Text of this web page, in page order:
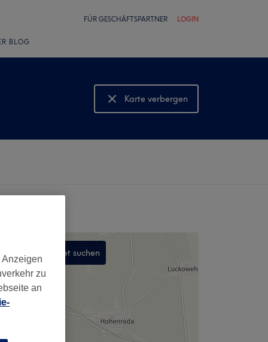
FÜR GESCHÄFTSPARTNER LOGIN
BLOG
Karte verbergen
Karte anzeigen
In diesem Gebiet suchen
,
zu
an